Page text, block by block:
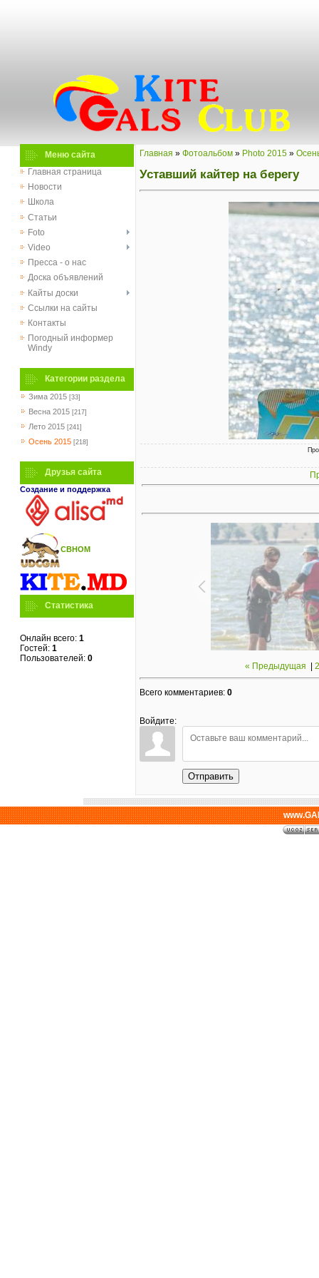
Меню сайта
Главная страница
Новости
Школа
Статьи
Foto
Video
Пресса - о нас
Доска объявлений
Кайты доски
Ссылки на сайты
Контакты
Погодный информер
Windy
Категории раздела
Зима 2015 [33]
Весна 2015 [217]
Лето 2015 [241]
Осень 2015 [218]
Друзья сайта
Создание и поддержка
СВНОМ
Статистика
Онлайн всего: 1
Гостей: 1
Пользователей: 0
Главная » Фотоальбом » Photo 2015 »
Уставший кайтер на берегу
« Предыдущая
Всего комментариев: 0
Войдите:
Отправить